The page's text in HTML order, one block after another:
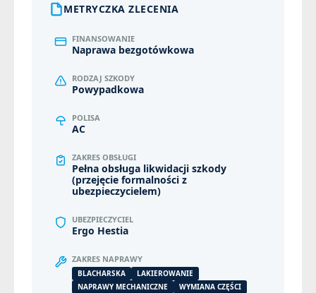
METRYCZKA ZLECENIA
FINANSOWANIE
Naprawa bezgotówkowa
RODZAJ SZKODY
Powypadkowa
POLISA
AC
ZAKRES OBSŁUGI
Pełna obsługa likwidacji szkody
(przejęcie formalności z
ubezpieczycielem)
UBEZPIECZYCIEL
Ergo Hestia
ZAKRES NAPRAWY
BLACHARSKA
LAKIEROWANIE
NAPRAWY MECHANICZNE
WYMIANA CZĘŚCI